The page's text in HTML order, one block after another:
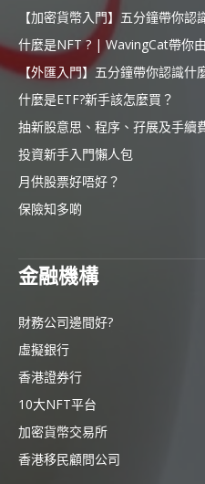
【加密貨幣入門】五分鐘帶你
什麼是NFT ? | WavingCat帶你
【外匯入門】五分鐘帶你認識什
什麼是ETF?新手該怎麼買？
抽新股意思、程序、孖展及手續
投資新手入門懶人包
月供股票好唔好？
保險知多啲
金融機構
財務公司邊間好?
虛擬銀行
香港證券行
10大NFT平台
加密貨幣交易所
香港移民顧問公司